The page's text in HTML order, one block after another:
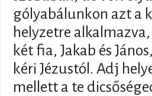
gólyabálunkon azt a
helyzetre
két fia, Jakab és
kéri Jézustól. Adj
mellett a te